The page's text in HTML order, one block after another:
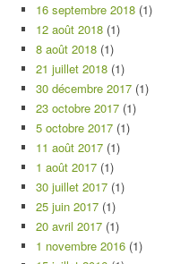
16 septembre 2018 (1)
12 août 2018 (1)
8 août 2018 (1)
21 juillet 2018 (1)
30 décembre 2017 (1)
23 octobre 2017 (1)
5 octobre 2017 (1)
11 août 2017 (1)
1 août 2017 (1)
30 juillet 2017 (1)
25 juin 2017 (1)
20 avril 2017 (1)
1 novembre 2016 (1)